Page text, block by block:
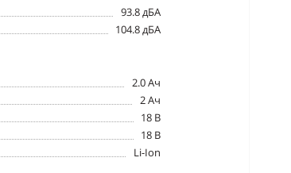
93.8 дБА
104.8 дБА
2.0 Ач
2 Ач
18 В
18 В
Li-Ion